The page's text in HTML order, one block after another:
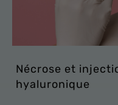
Nécrose et
hyaluronique